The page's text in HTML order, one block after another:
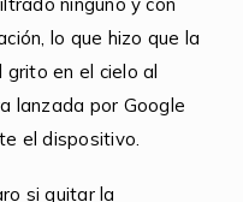
lo que hizo que la
grito en el cielo al
lanzada por Google
el dispositivo.
si quitar la